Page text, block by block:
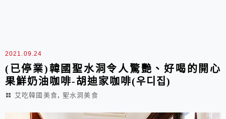
2021.09.24
(已停業)韓國聖水洞令人驚艷、好喝的開心
果鮮奶油咖啡-胡迪家咖啡(우디집)
艾吃韓國美食,聖水洞美食